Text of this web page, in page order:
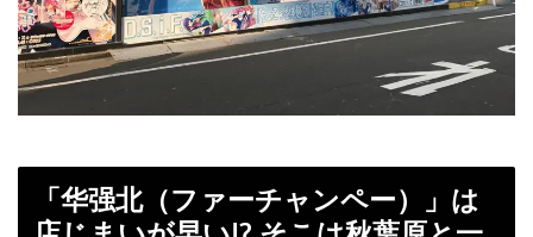
「华强北（ファーチャンペー）」は